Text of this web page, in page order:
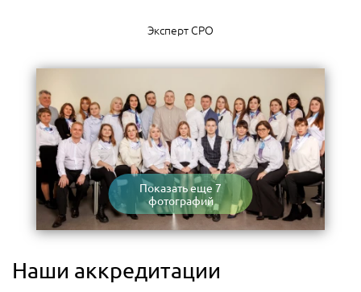
Эксперт СРО
Показать еще 7
фотографий
Наши аккредитации